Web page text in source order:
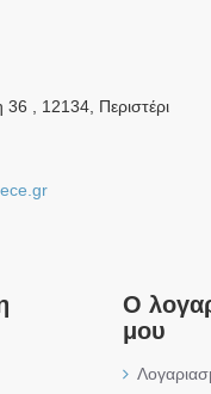
36 , 12134, Περιστέρι
Ο
μου